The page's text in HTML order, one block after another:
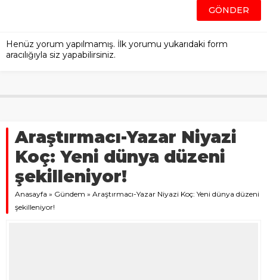
Henüz yorum yapılmamış. İlk yorumu yukarıdaki form
aracılığıyla siz yapabilirsiniz.
Araştırmacı-Yazar Niyazi
Koç: Yeni dünya düzeni
şekilleniyor!
Anasayfa » Gündem » Araştırmacı-Yazar Niyazi Koç: Yeni dünya düzeni
şekilleniyor!